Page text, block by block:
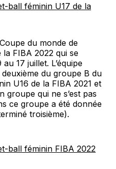
ball féminin U17 de la
du monde de
FIBA 2022 qui se
17 juillet. L’équipe
du groupe B du
U16 de la FIBA 2021 et
groupe qui ne s’est pas
ce groupe a été donnée
troisième).
ball féminin FIBA 2022